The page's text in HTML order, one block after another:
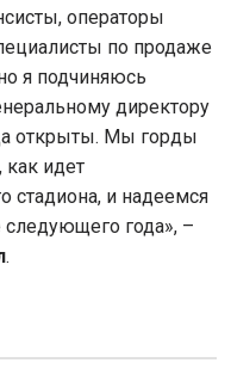
операторы
по продаже
я подчиняюсь
директору
открыты. Мы горды
идет
стадиона, и надеемся
года», –
.